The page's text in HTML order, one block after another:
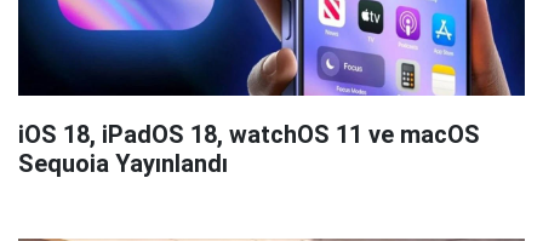
iOS 18, iPadOS 18, watchOS 11 ve macOS
Sequoia Yayınlandı